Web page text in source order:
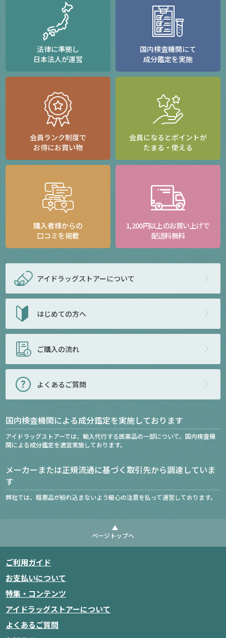
法律に準拠し
日本法人が運営
国内検査機関にて
成分鑑定を実施
会員ランク制度で
お得にお買い物
会員になるとポイントが
たまる・使える
購入者様からの
口コミを掲載
1,200円以上のお買い上げで
配送料無料
アイドラッグストアーについて
はじめての方へ
ご購入の流れ
よくあるご質問
国内検査機関による成分鑑定を実施しております
アイドラッグストアーでは、輸入代行する医薬品の一部について、国内検査機
関による成分鑑定を適宜実施しております。
メーカーまたは正規流通に基づく取引先から調達していま
す
弊社では、粗悪品が紛れ込まないよう細心の注意を払って運営しております。
ページトップへ
ご利用ガイド
お支払いについて
特集・コンテンツ
アイドラッグストアーについて
よくあるご質問